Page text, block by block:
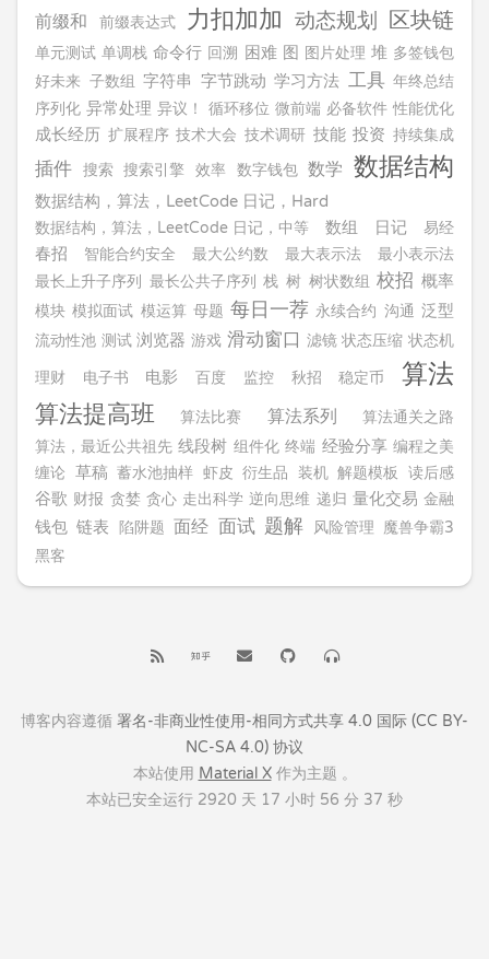
前缀和 前缀表达式 力扣加加 动态规划 区块链
单元测试 单调栈 命令行 回溯 困难 图 图片处理 堆 多签钱包
好未来 子数组 字符串 字节跳动 学习方法 工具 年终总结
序列化 异常处理 异议！ 循环移位 微前端 必备软件 性能优化
成长经历 扩展程序 技术大会 技术调研 技能 投资 持续集成
插件 搜索 搜索引擎 效率 数字钱包 数学 数据结构
数据结构，算法，LeetCode 日记，Hard
数据结构，算法，LeetCode 日记，中等
数组 日记 易经
春招 智能合约安全 最大公约数 最大表示法
最小表示法
最长上升子序列
最长公共子序列 栈 树 树状数组 校招 概率
模块 模拟面试 模运算 母题 每日一荐 永续合约 沟通 泛型
流动性池 测试 浏览器 游戏 滑动窗口 滤镜 状态压缩 状态机
理财
电子书 电影 百度 监控 秋招 稳定币 算法
算法提高班 算法比赛 算法系列
算法通关之路
算法，最近公共祖先 线段树 组件化 终端 经验分享 编程之美
缠论 草稿 蓄水池抽样 虾皮 衍生品 装机 解题模板 读后感
谷歌 财报 贪婪 贪心 走出科学 逆向思维 递归 量化交易 金融
钱包 链表 陷阱题 面经 面试 题解 风险管理 魔兽争霸3
黑客
博客内容遵循 署名-非商业性使用-相同方式共享 4.0 国际 (CC BY-
NC-SA 4.0) 协议
本站使用 Material X作为主题 。
本站已安全运行 2920 天 17 小时 56 分 38 秒